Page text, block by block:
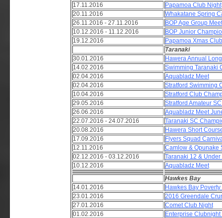
17.11.2016
Papamoa Club Night
20.11.2016
Whakatane Spring
26.11.2016 - 27.11.2016
BOP Age Group
10.12.2016 - 11.12.2016
BOP Junior
19.12.2016
Papamoa Xmas
Taranaki
30.01.2016
Hawera Annual
14.02.2016
Swimming Taranaki
02.04.2016
Aquabladz Meet
02.04.2016
Stratford Swimming
10.04.2016
Stratford Club
29.05.2016
Stratford Amateur
26.06.2016
Aquabladz Meet
22.07.2016 - 24.07.2016
Taranaki SC
20.08.2016
Hawera Short
17.09.2016
Flyers Squad
12.11.2016
Camlow & Opunake
02.12.2016 - 03.12.2016
Taranaki 12 &
10.12.2016
Aquabladz Meet
Hawkes Bay
14.01.2016
Hawkes Bay
23.01.2016
2016 Greendale
27.01.2016
Comet Club Night
01.02.2016
Enterprise Clubnight